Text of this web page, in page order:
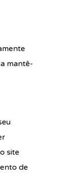
mantê-
site
de